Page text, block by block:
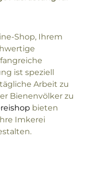
Shop, Ihrem
ist speziell
Arbeit zu
Bienenvölker zu
bieten
Imkerei